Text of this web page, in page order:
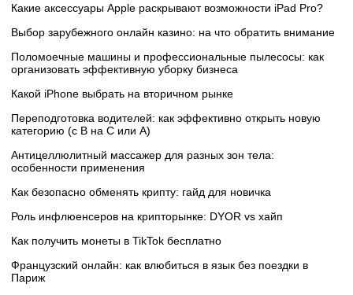
Какие аксессуары Apple раскрывают возможности iPad Pro?
Выбор зарубежного онлайн казино: на что обратить внимание
Поломоечные машины и профессиональные пылесосы: как
организовать эффективную уборку бизнеса
Какой iPhone выбрать на вторичном рынке
Переподготовка водителей: как эффективно открыть новую
категорию (с B на C или А)
Антицеллюлитный массажер для разных зон тела:
особенности применения
Как безопасно обменять крипту: гайд для новичка
Роль инфлюенсеров на крипторынке: DYOR vs хайп
Как получить монеты в TikTok бесплатно
Французский онлайн: как влюбиться в язык без поездки в
Париж